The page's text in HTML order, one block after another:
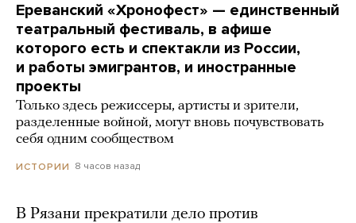
Ереванский «Хронофест» — единственный
театральный фестиваль, в афише
которого есть и спектакли из России,
и работы эмигрантов, и иностранные
проекты
Только здесь режиссеры, артисты и зрители,
разделенные войной, могут вновь почувствовать
себя одним сообществом
ИСТОРИИ 8 часов назад
В Рязани прекратили дело против